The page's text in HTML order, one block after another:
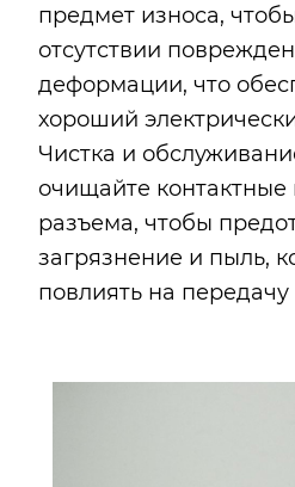
предмет износа,
отсутствии
деформации, что
хороший
Чистка и
очищайте контактные
разъема, чтобы
загрязнение и пыль,
повлиять на передачу